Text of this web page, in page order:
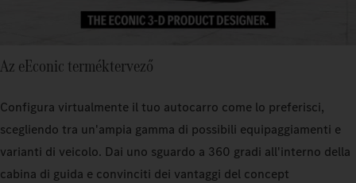
Az eEconic terméktervező
Configura virtualmente il tuo autocarro come lo preferisci,
scegliendo tra un'ampia gamma di possibili equipaggiamenti e
varianti di veicolo. Dai uno sguardo a 360 gradi all'interno della
cabina di guida e convinciti dei vantaggi del concept